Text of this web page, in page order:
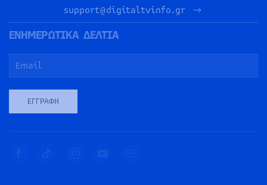
support@digitaltvinfo.gr
ΕΝΗΜΕΡΩΤΙΚΑ ΔΕΛΤΙΑ
ΕΓΓΡΑΦΉ